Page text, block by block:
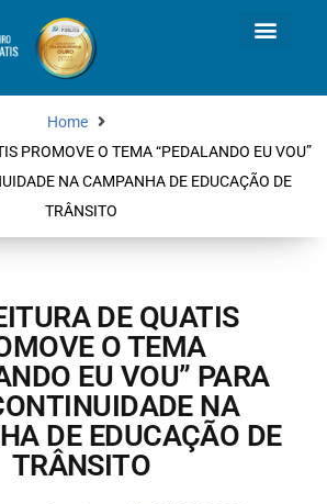
Home
PROMOVE O TEMA “PEDALANDO EU VOU”
NA CAMPANHA DE EDUCAÇÃO DE
TRÂNSITO
DE QUATIS
O TEMA
EU VOU” PARA
NA
DE EDUCAÇÃO DE
TRÂNSITO